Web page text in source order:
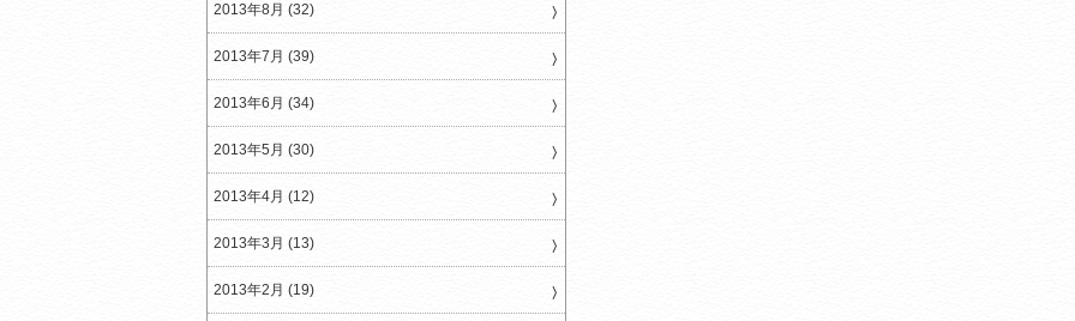
2013年8月 (32)
2013年7月 (39)
2013年6月 (34)
2013年5月 (30)
2013年4月 (12)
2013年3月 (13)
2013年2月 (19)